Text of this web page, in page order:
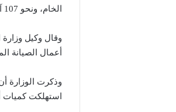
الخام، ونحو 107 آلاف برميل من المكثفات.
وقال وكيل وزارة
أعمال الصيانة
وذكرت الوزارة
استهلكت كميات